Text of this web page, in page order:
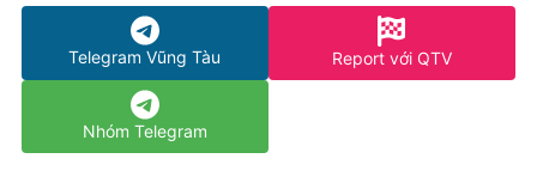
Telegram Vũng Tàu Report với QTV
Nhóm Telegram